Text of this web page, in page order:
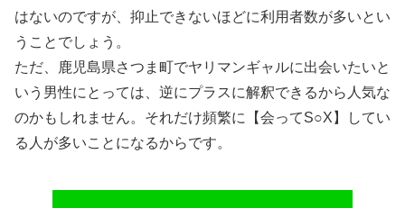
はないのですが、抑止できないほどに利用者数が多いとい
うことでしょう。
ただ、鹿児島県さつま町でヤリマンギャルに出会いたいと
いう男性にとっては、逆にプラスに解釈できるから人気な
のかもしれません。それだけ頻繁に【会ってS○X】してい
る人が多いことになるからです。